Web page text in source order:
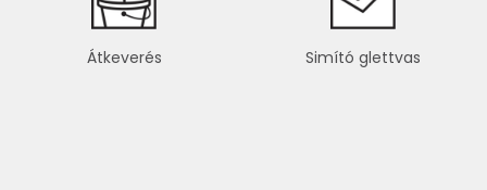
Átkeverés Simító glettvas